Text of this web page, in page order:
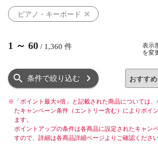
ピアノ・キーボード
1 ～ 60 / 1,360 件
表示
を変
条件で絞り込む
※ 「ポイント最大○倍」と記載された商品については
たキャンペーン条件（エントリー含む）によりポイ
ます。
ポイントアップの条件は各商品に設定されたキャン
すので、詳細は各商品詳細ページよりご確認ください